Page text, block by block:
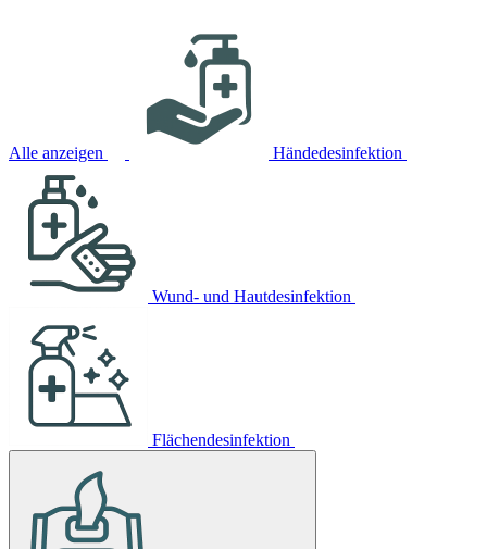
Alle anzeigen Händedesinfektion
Wund- und Hautdesinfektion
Flächendesinfektion